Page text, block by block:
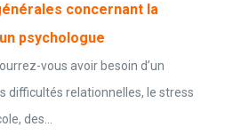
concernant la
psychologue
vous avoir besoin d’un
difficultés relationnelles, le stress
des...